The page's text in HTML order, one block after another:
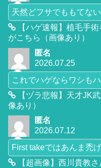
天然どフサでももてな
【ハゲ速報】植毛手
がこちら（画像あり）
匿名
2026.07.25
これでハゲならワシも
【ヅラ悲報】天才JK
像あり）
匿名
2026.07.12
First takeではあんま禿
【超画像】西川貴教